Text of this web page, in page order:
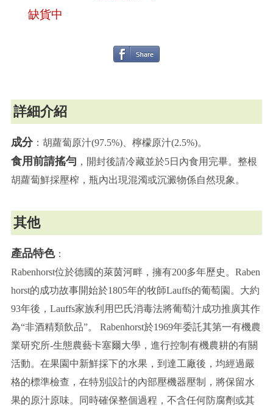
缺貨中
詳細介紹
成分：胡蘿蔔原汁(97.5%)、檸檬原汁(2.5%)。
食用前請搖勻 ，開封後請冷藏並於5日內食用完畢。整根
胡蘿蔔鮮採壓榨，瓶內出現混濁或沉澱物係自然現象。
其他
產品特色：
Rabenhorst位於德國的萊茵河畔，擁有200多年歷史。Raben
horst的成功故事開始於1805年的牧師Lauffs的葡萄園。大約
93年後，Lauffs家族利用巴氏消毒法將葡萄汁成功推廣其作
為“非酒精類飲品”。 Rabenhorst於1969年委託其第一有機農
業研究所-生態農藝卡塞爾大學，進行控制有機農耕的有關
活動。在果園中新鮮採下的水果，到達工廠後，均經過嚴
格的標準檢查，在特別設計的內部壓機器壓制，將保留水
果的原汁原味。同時確保整個過程，不含任何防腐劑或其